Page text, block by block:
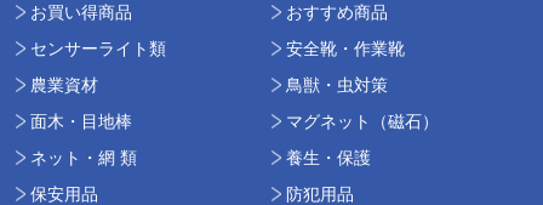
お買い得商品
おすすめ商品
センサーライト類
安全靴・作業靴
農業資材
鳥獣・虫対策
面木・目地棒
マグネット（磁石）
ネット・網 類
養生・保護
保安用品
防犯用品